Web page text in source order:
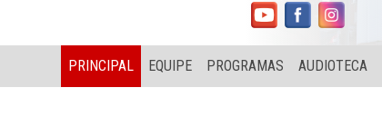
PRINCIPAL EQUIPE PROGRAMAS AUDIOTECA